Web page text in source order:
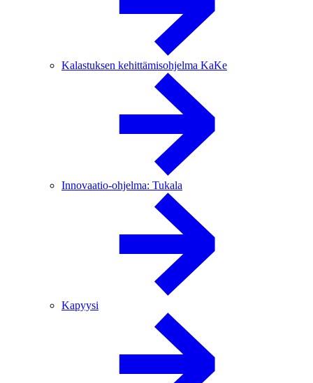
Kalastuksen kehittämisohjelma KaKe
Innovaatio-ohjelma: Tukala
Kapyysi